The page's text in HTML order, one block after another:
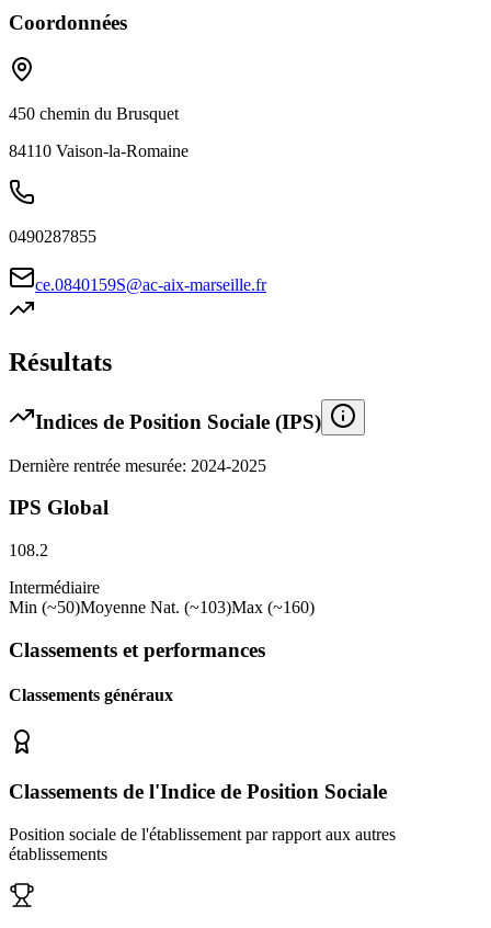
Coordonnées
450 chemin du Brusquet
84110 Vaison-la-Romaine
0490287855
ce.0840159S@ac-aix-marseille.fr
Résultats
Indices de Position Sociale (IPS)
Dernière rentrée mesurée: 2024-2025
IPS Global
108.2
Intermédiaire
Min (~50)Moyenne Nat. (~103)Max (~160)
Classements et performances
Classements généraux
Classements de l'Indice de Position Sociale
Position sociale de l'établissement par rapport aux autres
établissements